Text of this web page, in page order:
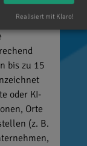
⚠️
bis zu 15
oder KI-
Orte
(z. B.
Realisiert mit Klaro!